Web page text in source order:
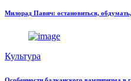
Милорад Павич: остановиться, обдумать,
Культура